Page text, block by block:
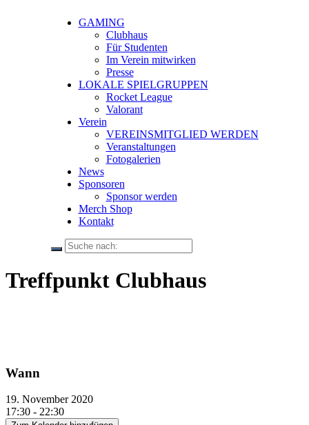
GAMING
Clubhaus
Für Studenten
Im Verein mitwirken
Presse
LOKALE SPIELGRUPPEN
Rocket League
Valorant
Verein
VEREINSMITGLIED WERDEN
Veranstaltungen
Fotogalerien
News
Sponsoren
Sponsor werden
Merch Shop
Kontakt
Treffpunkt Clubhaus
Wann
19. November 2020
17:30 - 22:30